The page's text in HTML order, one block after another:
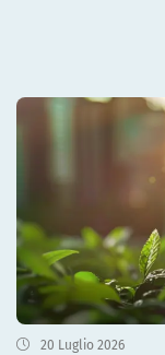
20 Luglio 2026